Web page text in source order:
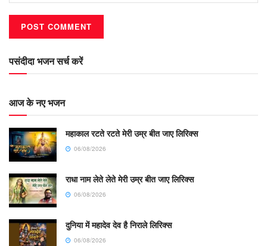
पसंदीदा भजन सर्च करें
आज के नए भजन
महाकाल रटते रटते मेरी उम्र बीत जाए लिरिक्स
06/08/2026
राधा नाम लेते लेते मेरी उम्र बीत जाए लिरिक्स
06/08/2026
दुनिया में महादेव देव है निराले लिरिक्स
06/08/2026